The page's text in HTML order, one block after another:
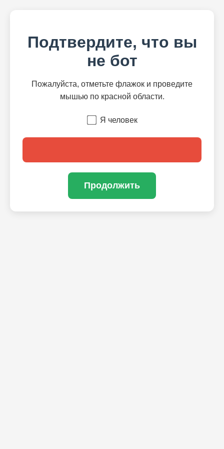
Подтвердите, что вы
не бот
Пожалуйста, отметьте флажок и проведите
мышью по красной области.
Я человек
Продолжить